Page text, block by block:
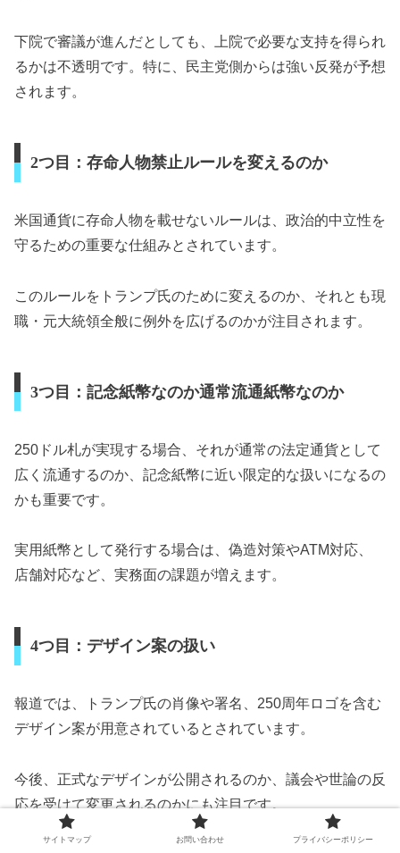
下院で審議が進んだとしても、上院で必要な支持を得られ
るかは不透明です。特に、民主党側からは強い反発が予想
されます。
2つ目：存命人物禁止ルールを変えるのか
米国通貨に存命人物を載せないルールは、政治的中立性を
守るための重要な仕組みとされています。
このルールをトランプ氏のために変えるのか、それとも現
職・元大統領全般に例外を広げるのかが注目されます。
3つ目：記念紙幣なのか通常流通紙幣なのか
250ドル札が実現する場合、それが通常の法定通貨として
広く流通するのか、記念紙幣に近い限定的な扱いになるの
かも重要です。
実用紙幣として発行する場合は、偽造対策やATM対応、
店舗対応など、実務面の課題が増えます。
4つ目：デザイン案の扱い
報道では、トランプ氏の肖像や署名、250周年ロゴを含む
デザイン案が用意されているとされています。
今後、正式なデザインが公開されるのか、議会や世論の反
応を受けて変更されるのかにも注目です。
サイトマップ お問い合わせ プライバシーポリシー